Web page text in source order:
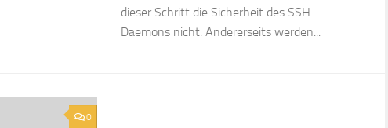
dieser Schritt die Sicherheit des SSH-
Daemons nicht. Andererseits werden...
0